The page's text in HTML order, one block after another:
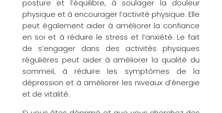
posture et l’équilibre, à soulager la douleur
physique et à encourager l’activité physique. Elle
peut également aider à améliorer la confiance
en soi et à réduire le stress et l’anxiété. Le fait
de s’engager dans des activités physiques
régulières peut aider à améliorer la qualité du
sommeil, à réduire les symptômes de la
dépression et à améliorer les niveaux d’énergie
et de vitalité.